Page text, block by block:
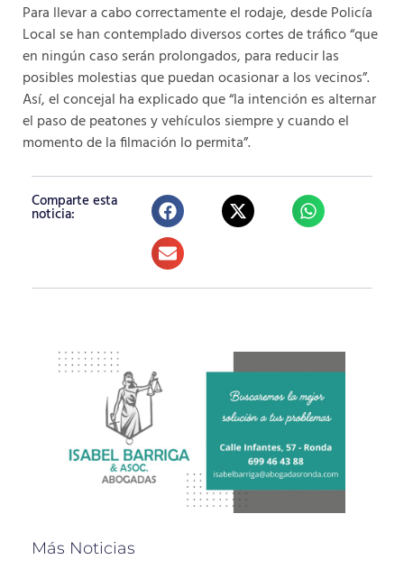
Para llevar a cabo correctamente el rodaje, desde Policía
Local se han contemplado diversos cortes de tráfico “que
en ningún caso serán prolongados, para reducir las
posibles molestias que puedan ocasionar a los vecinos”.
Así, el concejal ha explicado que “la intención es alternar
el paso de peatones y vehículos siempre y cuando el
momento de la filmación lo permita”.
Comparte esta
noticia:
Más Noticias